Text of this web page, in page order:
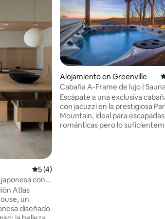
Calificación promedio: 5 de 5, 4 reseñas
5 (4)
con
Atlas
un
diseñado
Alojamiento en Greenville
Cabaña A-Frame de lujo |
• Ducha de vapor
Escápate a una exclusiva
con jacuzzi en la prestigiosa
Mountain, ideal para escapadas
románticas pero lo